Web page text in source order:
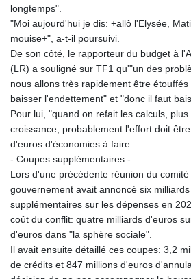
longtemps".
"Moi aujourd'hui je dis: +allô l'Elysée,
mouise+", a-t-il poursuivi.
De son côté, le rapporteur du budget à
(LR) a souligné sur TF1 qu'"un des
nous allons très rapidement être
baisser l'endettement" et "donc il faut
Pour lui, "quand on refait les calculs,
croissance, probablement l'effort doit
d'euros d'économies à faire.
- Coupes supplémentaires -
Lors d'une précédente réunion du
gouvernement avait annoncé six
supplémentaires sur les dépenses en
coût du conflit: quatre milliards d'euros
d'euros dans "la sphère sociale".
Il avait ensuite détaillé ces coupes: 3,2
de crédits et 847 millions d'euros